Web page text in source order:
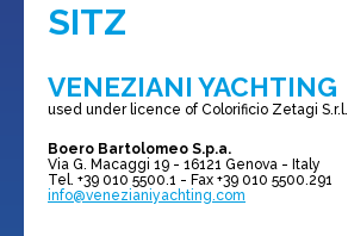
SITZ
VENEZIANI YACHTING
used under licence of Colorificio Zetagi S.r.l.
Boero Bartolomeo S.p.a.
Via G. Macaggi 19 - 16121 Genova - Italy
Tel. +39 010 5500.1 - Fax +39 010 5500.291
info@venezianiyachting.com